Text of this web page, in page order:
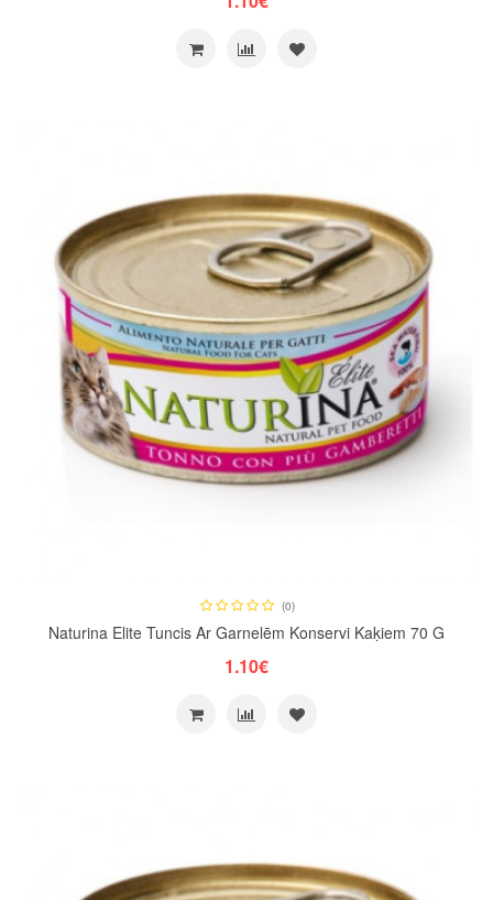
(0)
Naturina Elite Tuncis Ar Garnelēm Konservi Kaķiem 70 G
1.10€